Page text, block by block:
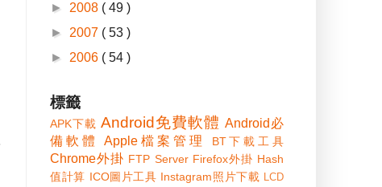
► 2008 ( 49 )
► 2007 ( 53 )
► 2006 ( 54 )
標籤
APK下載 Android免費軟體 Android必
備軟體
Apple檔案管理 BT下載工具
Chrome外掛 FTP Server Firefox外掛 Hash
值計算 ICO圖片工具 Instagram照片下載 LCD